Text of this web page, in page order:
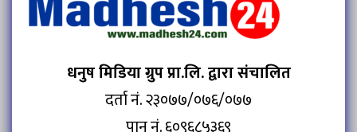
धनुष मिडिया ग्रुप प्रा.लि. द्वारा संचालित
दर्ता नं. २३०७७/०७६/०७७